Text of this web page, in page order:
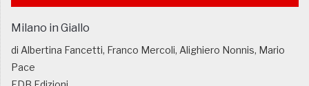
Milano in Giallo
di Albertina Fancetti, Franco Mercoli, Alighiero Nonnis, Mario
Pace